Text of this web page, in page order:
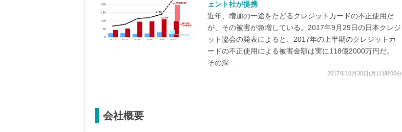
ェント社が提携
近年、増加の一途をたどるクレジットカードの不正使用だ
が、その被害が急増している。2017年9月29日の日本クレジ
ット協会の発表によると、2017年の上半期のクレジットカ
ードの不正使用による被害金額は実に118億2000万円だ。
その深...
2017年10月30日(月)11時00分
会社概要